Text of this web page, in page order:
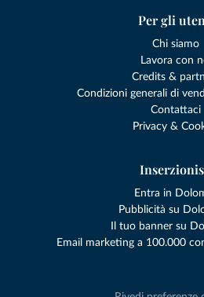
Per gli
Chi siamo
Lavora con
Credits &
Condizioni generali di
Contattaci
Privacy &
Entra in
Pubblicità su
Il tuo banner su
Email marketing a 100.000